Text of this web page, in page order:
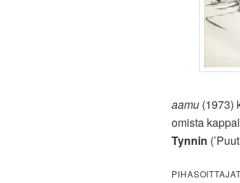
aamu (1973)
omista
Tynnin